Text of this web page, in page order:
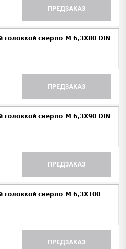
ПРЕДЗАКАЗ
головкой сверло М 6,3Х80 DIN
ПРЕДЗАКАЗ
головкой сверло М 6,3Х90 DIN
ПРЕДЗАКАЗ
головкой сверло М 6,3Х100
ПРЕДЗАКАЗ